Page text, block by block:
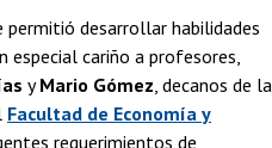
permitió desarrollar habilidades
especial cariño a profesores,
yMario Gómez , decanos de la
Facultad de Economía y
requerimientos de